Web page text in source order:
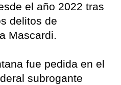
el año 2022 tras
delitos de
Mascardi.
fue pedida en el
subrogante